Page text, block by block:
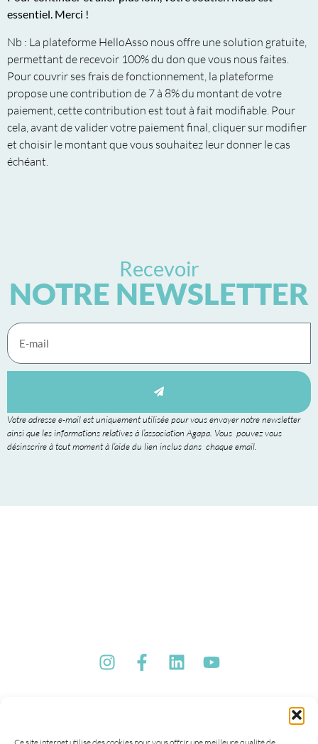
essentiel. Merci !
Nb : La plateforme HelloAsso nous offre une solution gratuite,
permettant de recevoir 100% du don que vous nous faites.
Pour couvrir ses frais de fonctionnement, la plateforme
propose une contribution de 7 à 8% du montant de votre
paiement, cette contribution est tout à fait modifiable. Pour
cela, avant de valider votre paiement final, cliquer sur modifier
et choisir le montant que vous souhaitez leur donner le cas
échéant.
Recevoir
NOTRE NEWSLETTER
Votre adresse e-mail est uniquement utilisée pour vous envoyer notre newsletter
ainsi que les informations relatives à l’association Agapa. Vous pouvez vous
désinscrire à tout moment à l’aide du lien inclus dans chaque email.